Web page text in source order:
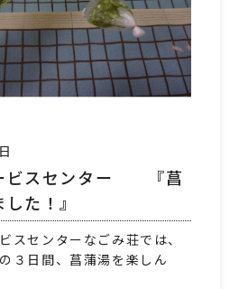
ビスセンター 『菖
た！』
スセンターなごみ荘では、
３日間、菖蒲湯を楽しん